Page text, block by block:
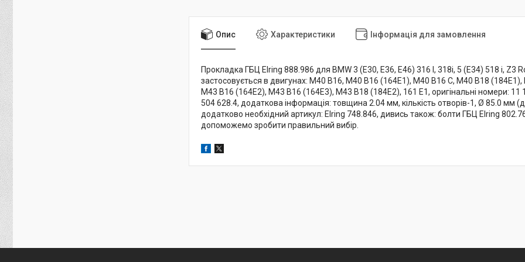
Опис Характеристики Інформація для замовлення
Прокладка ГБЦ Elring 888.986 для BMW 3 (E30, E36, E46) 316 I, 318i, 5 (E34) 518 i, Z3
застосовується в двигунах: M40 B16, M40 B16 (164E1), M40 B16 C, M40 B18
M43 B16 (164E2), M43 B16 (164E3), M43 B18 (184E2), 161 E1, оригінальні номери:
504 628.4, додаткова інформація: товщина 2.04 мм, кількість отворів-1, Ø 85.0 мм
додатково необхідний артикул: Elring 748.846, дивись також: болти ГБЦ Elring
допоможемо зробити правильний вибір.